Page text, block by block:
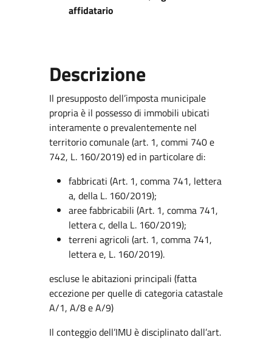
affidatario
Descrizione
Il presupposto dell’imposta municipale
propria è il possesso di immobili ubicati
interamente o prevalentemente nel
territorio comunale (art. 1, commi 740 e
742, L. 160/2019) ed in particolare di:
fabbricati (Art. 1, comma 741, lettera
a, della L. 160/2019);
aree fabbricabili (Art. 1, comma 741,
lettera c, della L. 160/2019);
terreni agricoli (art. 1, comma 741,
lettera e, L. 160/2019).
escluse le abitazioni principali (fatta
eccezione per quelle di categoria catastale
A/1, A/8 e A/9)
Il conteggio dell’IMU è disciplinato dall’art.